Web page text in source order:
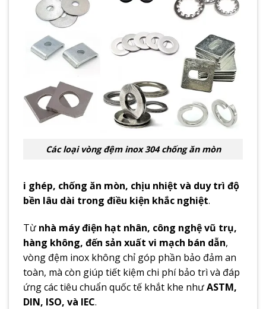
Các loại vòng đệm inox 304 chống ăn mòn
i ghép, chống ăn mòn, chịu nhiệt và duy trì độ
bền lâu dài trong điều kiện khắc nghiệt.
Từ nhà máy điện hạt nhân, công nghệ vũ trụ,
hàng không, đến sản xuất vi mạch bán dẫn,
vòng đệm inox không chỉ góp phần bảo đảm an
toàn, mà còn giúp tiết kiệm chi phí bảo trì và đáp
ứng các tiêu chuẩn quốc tế khắt khe nhưASTM,
DIN, ISO, và IEC.